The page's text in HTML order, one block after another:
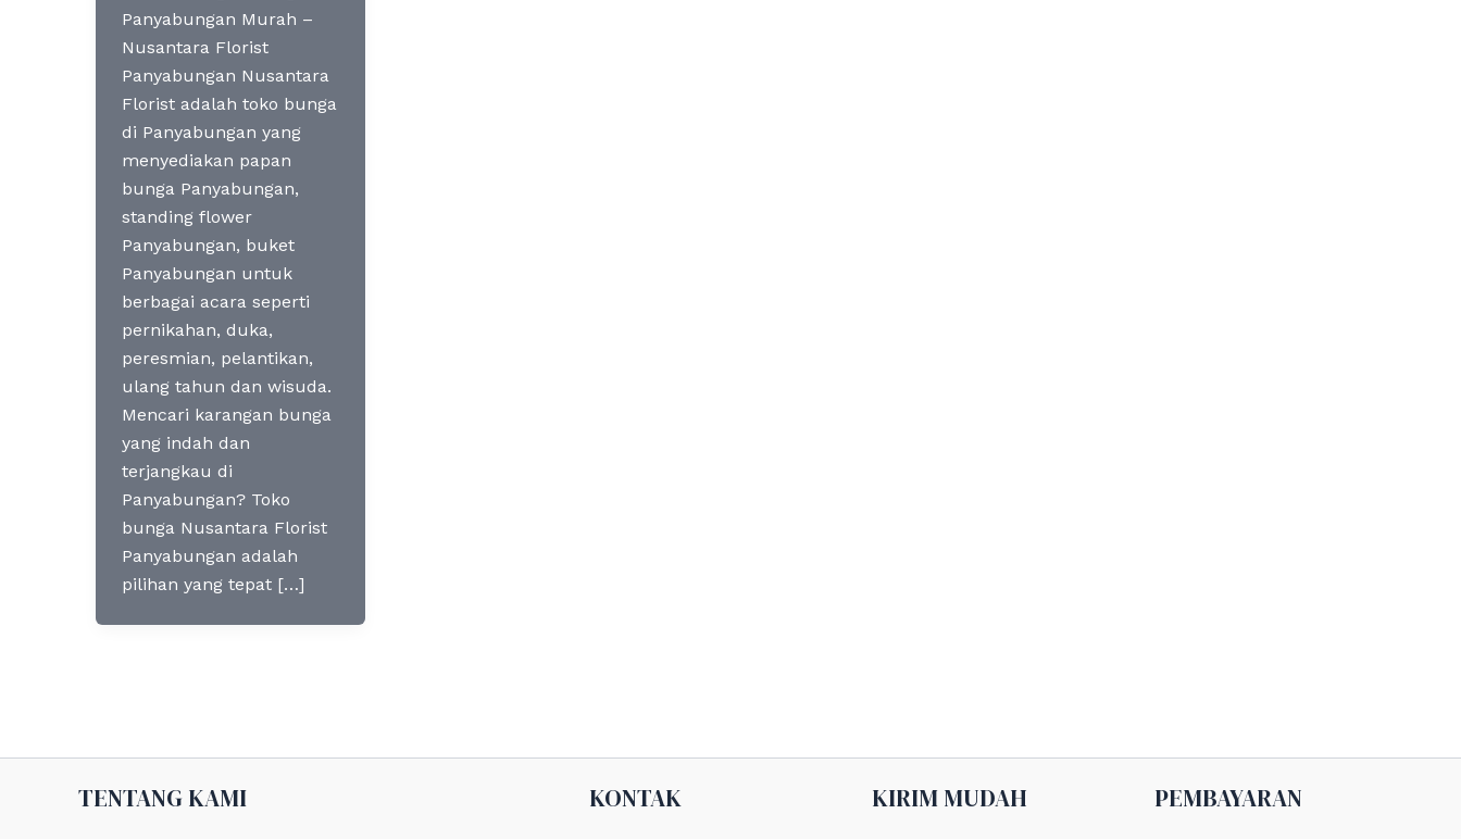
Panyabungan Murah –
Nusantara Florist
Panyabungan Nusantara
Florist adalah toko bunga
di Panyabungan yang
menyediakan papan
bunga Panyabungan,
standing flower
Panyabungan, buket
Panyabungan untuk
berbagai acara seperti
pernikahan, duka,
peresmian, pelantikan,
ulang tahun dan wisuda.
Mencari karangan bunga
yang indah dan
terjangkau di
Panyabungan? Toko
bunga Nusantara Florist
Panyabungan adalah
pilihan yang tepat […]
TENTANG KAMI KONTAK KIRIM MUDAH PEMBAYARAN